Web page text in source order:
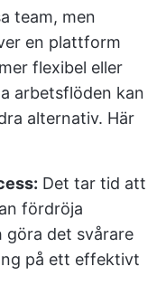
team, men
en plattform
flexibel eller
arbetsflöden kan
alternativ. Här
Det tar tid att
fördröja
göra det svårare
på ett effektivt